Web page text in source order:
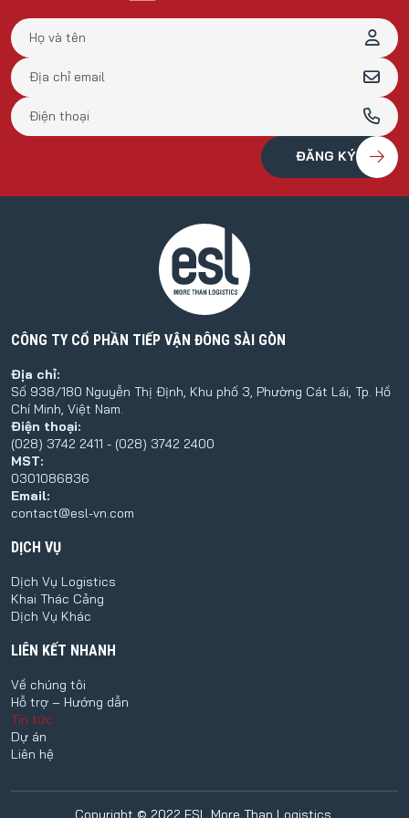
CÔNG TY CỔ PHẦN TIẾP VẬN ĐÔNG SÀI GÒN
Địa chỉ:
Số 938/180 Nguyễn Thị Định, Khu phố 3, Phường Cát Lái, Tp. Hồ
Chí Minh, Việt Nam.
Điện thoại:
(028) 3742 2411 - (028) 3742 2400
MST:
0301086836
Email:
contact@esl-vn.com
DỊCH VỤ
Dịch Vụ Logistics
Khai Thác Cảng
Dịch Vụ Khác
LIÊN KẾT NHANH
Về chúng tôi
Hỗ trợ – Hướng dẫn
Tin tức
Dự án
Liên hệ
Copyright © 2022 ESL More Than Logistics.